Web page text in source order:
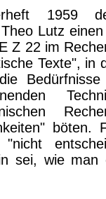
1959
Lutz
Z 22 im
Texte", in
Bedürfnisse
böten.
"nicht
sei, wie man